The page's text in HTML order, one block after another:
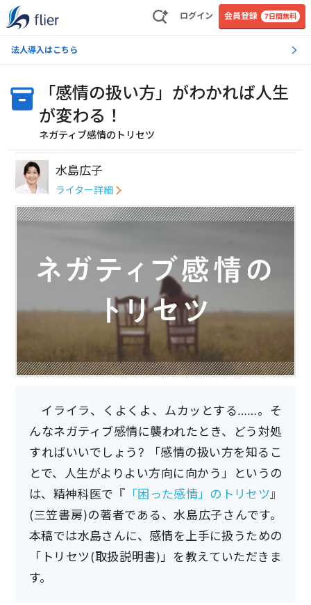
ログイン 会員登録 7日間無料
法人導入はこちら
「感情の扱い方」がわかれば人生
が変わる！
ネガティブ感情のトリセツ
水島広子
ライター詳細
イライラ、くよくよ、ムカッとする……。そ
んなネガティブ感情に襲われたとき、どう対処
すればいいでしょう? 「感情の扱い方を知るこ
とで、人生がよりよい方向に向かう」というの
は、精神科医で『 「困った感情」のトリセツ』
(三笠書房)の著者である、水島広子さんです。
本稿では水島さんに、感情を上手に扱うための
「トリセツ(取扱説明書)」を教えていただきま
す。